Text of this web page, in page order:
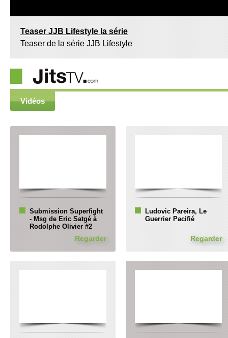
Teaser JJB Lifestyle la série
Teaser de la série JJB Lifestyle
Vidéos
Submission Superfight
- Msg de Eric Satgé à
Rodolphe Olivier #2
Regarder
Ludovic Pareira, Le
Guerrier Pacifié
Regarder